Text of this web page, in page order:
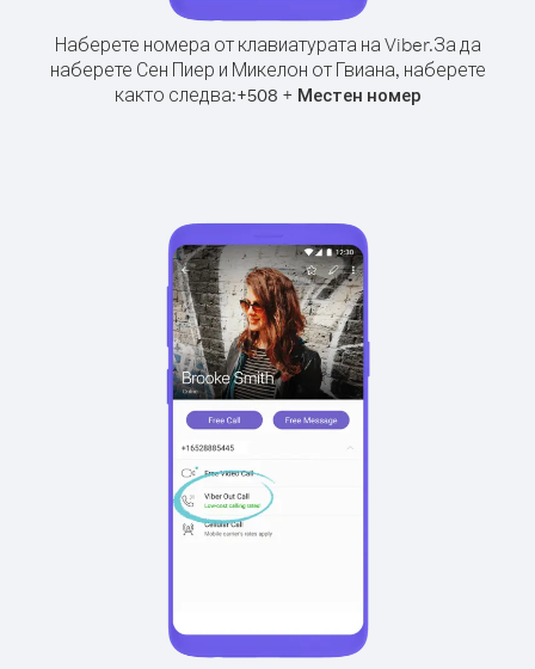
Наберете номера от клавиатурата на Viber.За да
наберете Сен Пиер и Микелон от Гвиана, наберете
както следва:+508 + Местен номер